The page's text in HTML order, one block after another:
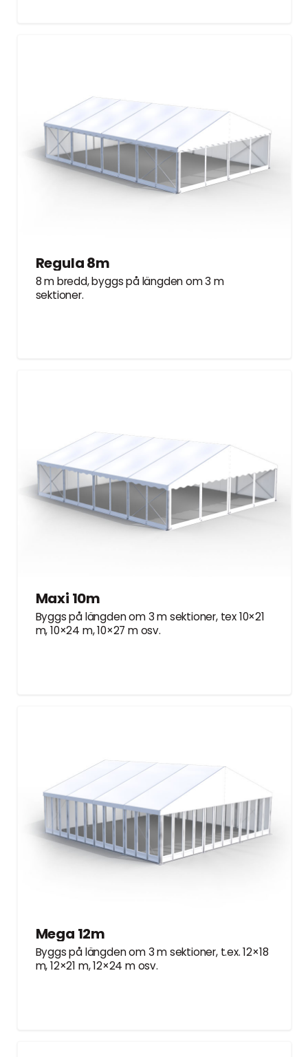
Regula 8m
8 m bredd, byggs på längden om 3 m
sektioner.
Maxi 10m
Byggs på längden om 3 m sektioner, tex 10×21
m, 10×24 m, 10×27 m osv.
Mega 12m
Byggs på längden om 3 m sektioner, t.ex. 12×18
m, 12×21 m, 12×24 m osv.